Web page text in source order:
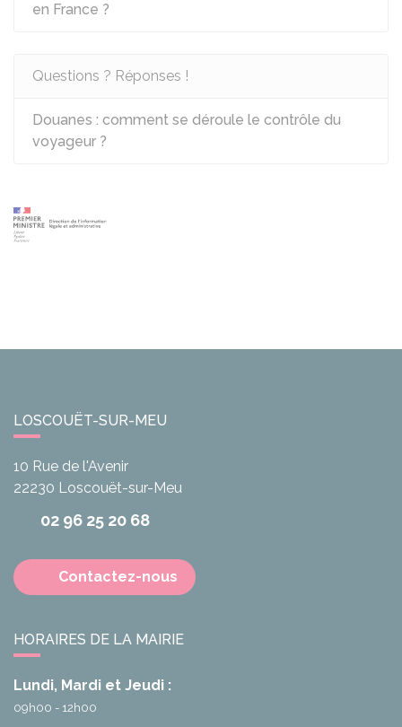
en France ?
Questions ? Réponses !
Douanes : comment se déroule le contrôle du
voyageur ?
LOSCOUËT-SUR-MEU
10 Rue de l'Avenir
22230 Loscouët-sur-Meu
02 96 25 20 68
Contactez-nous
HORAIRES DE LA MAIRIE
Lundi, Mardi et Jeudi :
09h00 - 12h00